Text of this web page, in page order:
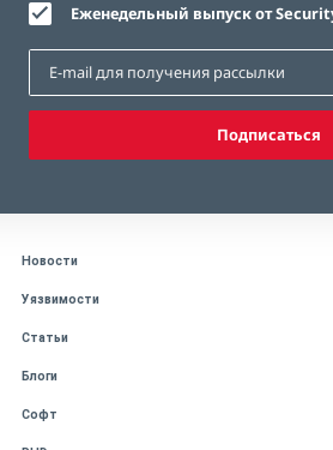
Еженедельный выпуск от
Подписаться
Новости
Уязвимости
Статьи
Блоги
Софт